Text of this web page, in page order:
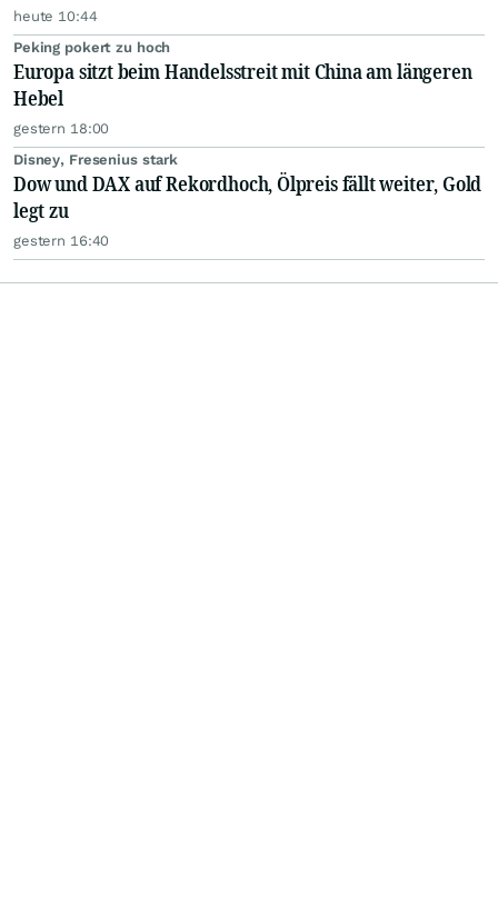
heute 10:44
Peking pokert zu hoch
Europa sitzt beim Handelsstreit mit China am längeren
Hebel
gestern 18:00
Disney, Fresenius stark
Dow und DAX auf Rekordhoch, Ölpreis fällt weiter, Gold
legt zu
gestern 16:40